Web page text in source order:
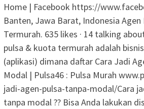
Home | Facebook https://
Banten, Jawa Barat, Indonesia Agen
Termurah. 635 likes · 14 talking
pulsa & kuota termurah adalah
(aplikasi) dimana daftar Cara Jadi
Modal | Pulsa46 : Pulsa Murah
jadi-agen-pulsa-tanpa-modal/Cara
tanpa modal ?? Bisa Anda lakukan